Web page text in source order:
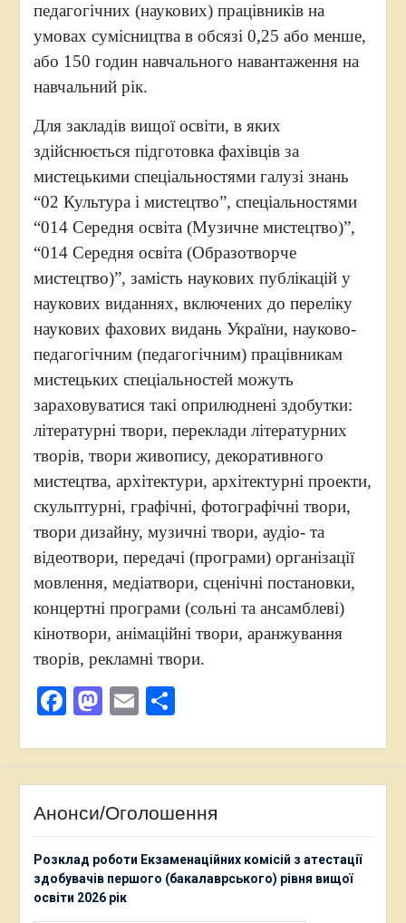
педагогічних (наукових) працівників на
умовах сумісництва в обсязі 0,25 або менше,
або 150 годин навчального навантаження на
навчальний рік.
Для закладів вищої освіти, в яких
здійснюється підготовка фахівців за
мистецькими спеціальностями галузі знань
“02 Культура і мистецтво”, спеціальностями
“014 Середня освіта (Музичне мистецтво)”,
“014 Середня освіта (Образотворче
мистецтво)”, замість наукових публікацій у
наукових виданнях, включених до переліку
наукових фахових видань України, науково-
педагогічним (педагогічним) працівникам
мистецьких спеціальностей можуть
зараховуватися такі оприлюднені здобутки:
літературні твори, переклади літературних
творів, твори живопису, декоративного
мистецтва, архітектури, архітектурні проекти,
скульптурні, графічні, фотографічні твори,
твори дизайну, музичні твори, аудіо- та
відеотвори, передачі (програми) організації
мовлення, медіатвори, сценічні постановки,
концертні програми (сольні та ансамблеві)
кінотвори, анімаційні твори, аранжування
творів, рекламні твори.
Facebook
Mastodon
EmailПоділитися
Анонси/Оголошення
Розклад роботи Екзаменаційних комісій з атестації
здобувачів першого (бакалаврського) рівня вищої
освіти 2026 рік